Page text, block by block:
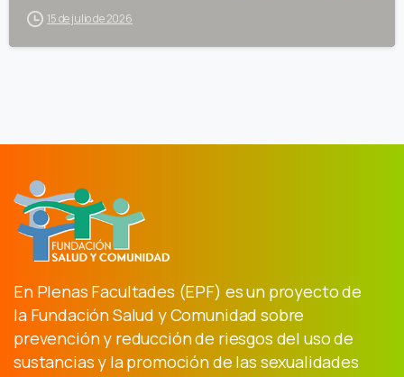
15 de julio de 2026
En Plenas Facultades (EPF) es un proyecto de
la Fundación Salud y Comunidad sobre
prevención y reducción de riesgos del uso de
sustancias y la promoción de las sexualidades